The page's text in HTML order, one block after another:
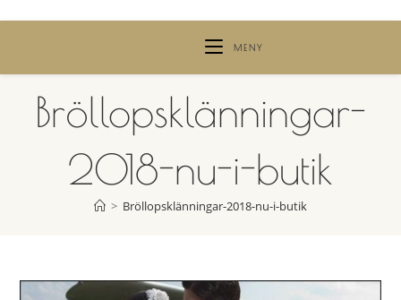
MENY
Bröllopsklänningar-
2018-nu-i-butik
> Bröllopsklänningar-2018-nu-i-butik